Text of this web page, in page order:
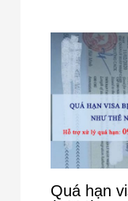
Quá hạn